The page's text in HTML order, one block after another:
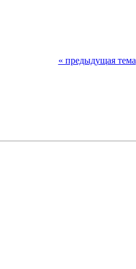
« предыдущая тема